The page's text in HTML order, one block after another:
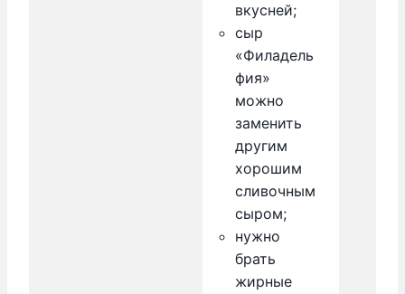
вкусней;
сыр
«Филадель
фия»
можно
заменить
другим
хорошим
сливочным
сыром;
нужно
брать
жирные